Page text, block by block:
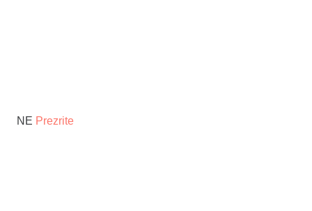
NE Prezrite